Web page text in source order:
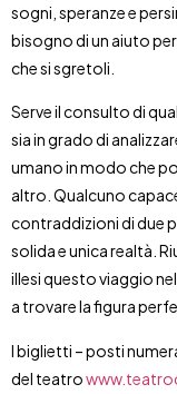
sogni, speranze e
bisogno di un aiuto
che si sgretoli.
Serve il consulto di
sia in grado di
umano in modo che
altro. Qualcuno
contraddizioni di due
solida e unica realtà.
illesi questo viaggio
a trovare la figura
I biglietti – posti
del teatro